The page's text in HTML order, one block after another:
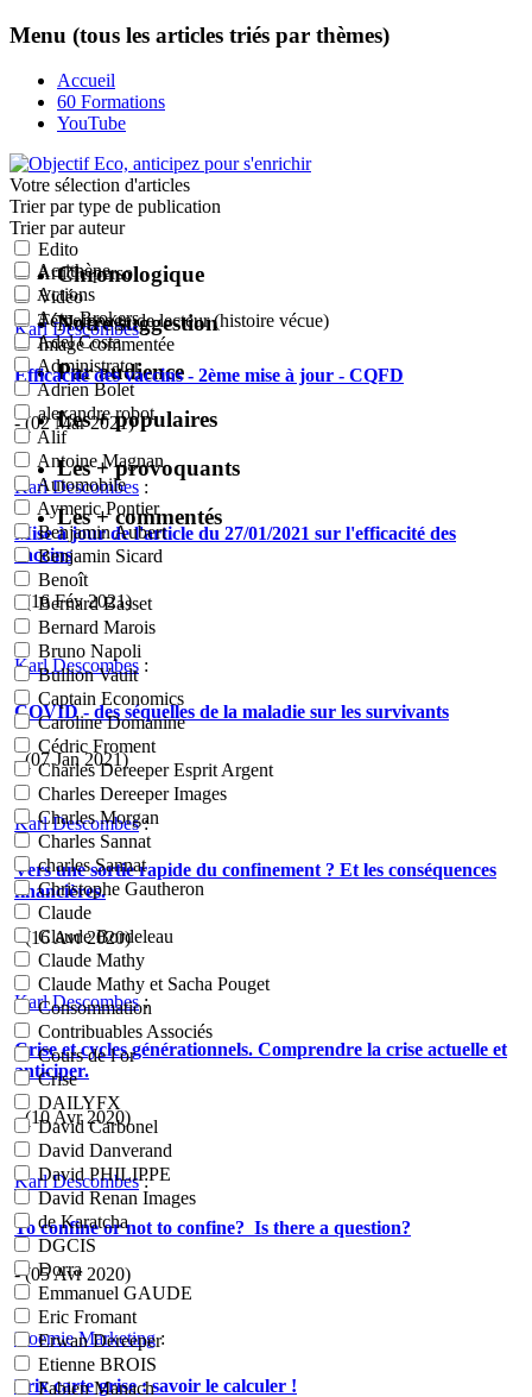
Menu (tous les articles triés par thèmes)
Accueil
60 Formations
YouTube
Votre sélection d'articles
Trier par type de publication
Edito
Article perso
Vidéo
Témoignage de lecteur (histoire vécue)
Image commentée
Trier par auteur
Acrithène
Actions
Actu-Brokers
Adel Costa
Administrator
Adrien Bolet
alexandre robot
Alif
Antoine Magnan
Automobile
Aymeric Pontier
Benjamin Aubert
Benjamin Sicard
Benoît
Bernard Basset
Bernard Marois
Bruno Napoli
Bullion Vault
Captain Economics
Caroline Domanine
Cédric Froment
Charles Dereeper Esprit Argent
Charles Dereeper Images
Charles Morgan
Charles Sannat
charles Sannat
Christophe Gautheron
Claude
Claude Bordeleau
Claude Mathy
Claude Mathy et Sacha Pouget
Consommation
Contribuables Associés
Cours de l or
Crise
DAILYFX
David Carbonel
David Danverand
David PHILIPPE
David Renan Images
de Karatcha
DGCIS
Dorra
Emmanuel GAUDE
Eric Fromant
Erwan Dereeper
Etienne BROIS
Fabien Manach
Chronologique
Notre suggestion
Par audience
Les + populaires
Les + provoquants
Les + commentés
Karl Descombes:
Efficacité des vaccins - 2ème mise à jour - CQFD
- (02 Mar 2021)
Karl Descombes :
Mise à jour de l'article du 27/01/2021 sur l'efficacité des
vaccins
- (16 Fév 2021)
Karl Descombes :
COVID - des séquelles de la maladie sur les survivants
- (07 Jan 2021)
Karl Descombes:
Vers une sortie rapide du confinement ? Et les conséquences
financières.
- (16 Avr 2020)
Karl Descombes:
Crise et cycles générationnels. Comprendre la crise actuelle et
anticiper.
- (10 Avr 2020)
Karl Descombes:
To confine or not to confine? Is there a question?
- (05 Avr 2020)
Noemie Marketing:
Prix carte grise : savoir le calculer !